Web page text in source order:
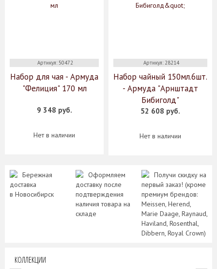
Артикул: 50472
Набор для чая - Армуда
"Фелиция" 170 мл
9 348 руб.
Нет в наличии
Артикул: 28214
Набор чайный 150мл.6шт.
- Армуда "Арнштадт
Бибиголд"
52 608 руб.
Нет в наличии
Бережная
доставка
в Новосибирск
Оформляем
доставку после
подтверждения
наличия товара на
складе
Получи скидку на
первый заказ! (кроме
премиум брендов:
Meissen, Herend,
Marie Daage, Raynaud,
Haviland, Rosenthal,
Dibbern, Royal Crown)
КОЛЛЕКЦИИ